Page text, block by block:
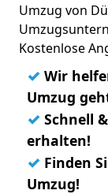
Umzug von
Kostenlose
✓ Wir
Umzug
✓ Schnell
erhalten!
✓ Finden
Umzug!